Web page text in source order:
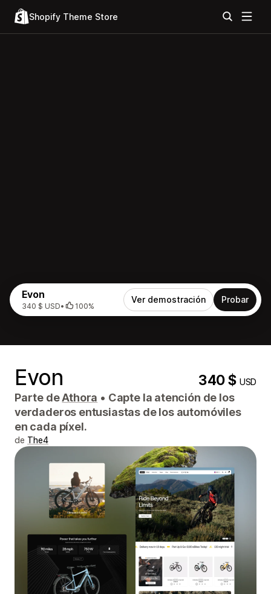
Shopify Theme Store
Evon
340 $ USD• 100%
Ver demostración Probar
Evon 340 $USD
Parte deAthora • Capte la atención de los
verdaderos entusiastas de los automóviles
en cada píxel.
de The4